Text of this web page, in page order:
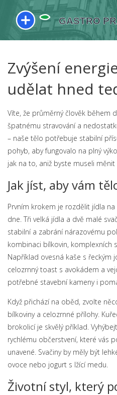
Zvýšení
udělat hned
Víte, že průměrný člověk během
špatnému stravování a
– naše tělo potřebuje stabilní
pohyb, aby fungovalo na plný
jak na to, aniž byste museli měnit
Jak jíst, aby vám
Prvním krokem je rozdělit jídla
dne. Tři velká jídla a dvě malé
stabilní a zabrání nárazovému
kombinaci bílkovin, komplexních
Například ovesná kaše s řeckým
celozrnný toast s avokádem a
potřebné stavební kameny i
Když přichází na oběd, zvolte
bílkoviny a celozrnné přílohy.
brokolicí je skvělý příklad.
rychlému občerstvení, které vás
unavené. Svačiny by měly být
ovoce nebo jogurt s lžící medu.
Životní styl, který